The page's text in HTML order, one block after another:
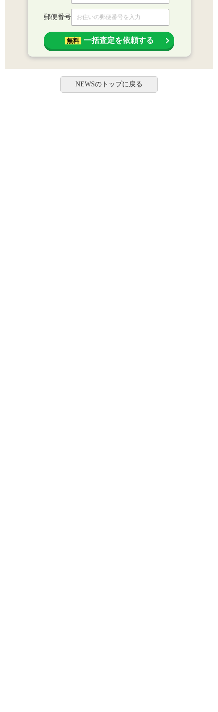
郵便番号
無料 一括査定を依頼する
NEWSのトップに戻る